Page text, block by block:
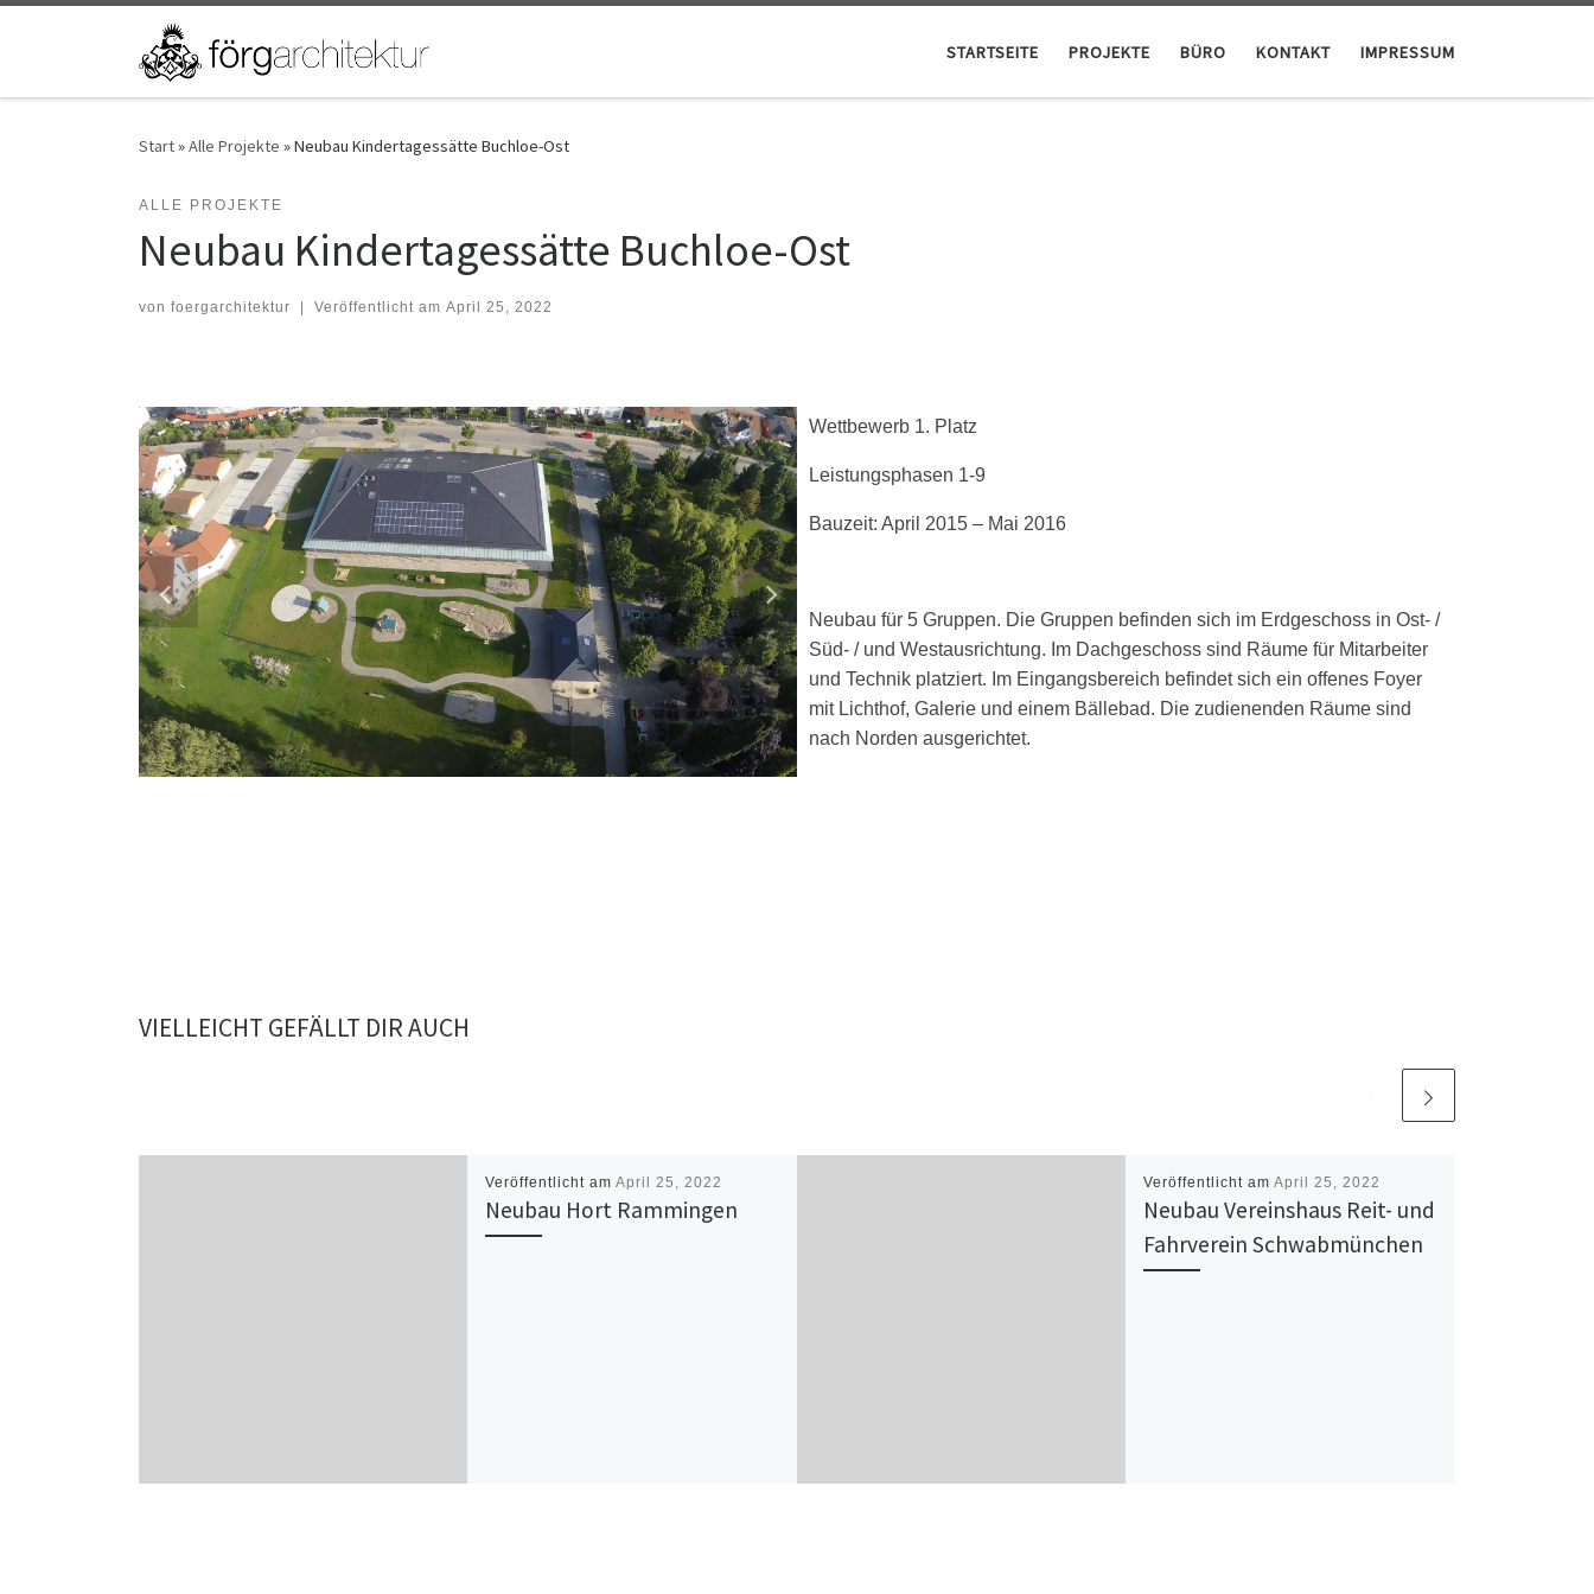
Zum Inhalt springen
STARTSEITE PROJEKTE BÜRO KONTAKT IMPRESSUM
Start»Alle Projekte »Neubau Kindertagessätte Buchloe-Ost
ALLE PROJEKTE
Neubau Kindertagessätte Buchloe-Ost
von foergarchitektur | Veröffentlicht am April 25, 2022
Wettbewerb 1. Platz
Leistungsphasen 1-9
Bauzeit: April 2015 – Mai 2016
Neubau für 5 Gruppen. Die Gruppen befinden sich im Erdgeschoss in Ost- /
Süd- / und Westausrichtung. Im Dachgeschoss sind Räume für Mitarbeiter
und Technik platziert. Im Eingangsbereich befindet sich ein offenes Foyer
mit Lichthof, Galerie und einem Bällebad. Die zudienenden Räume sind
nach Norden ausgerichtet.
VIELLEICHT GEFÄLLT DIR AUCH
Veröffentlicht am April 25, 2022
Neubau Hort Rammingen
Veröffentlicht am April 25, 2022
Neubau Vereinshaus Reit- und
Fahrverein Schwabmünchen